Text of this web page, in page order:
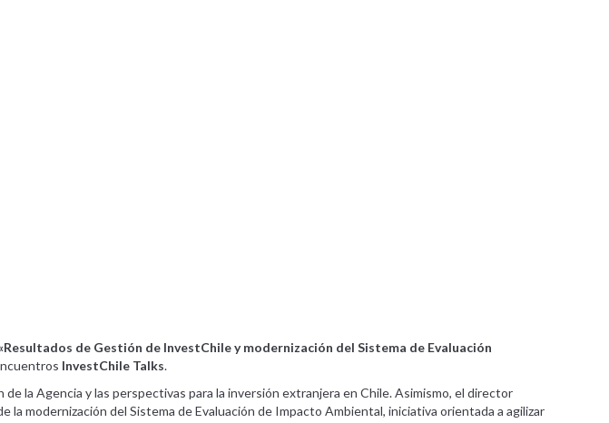
de Gestión de InvestChile y modernización del Sistema de Evaluación
InvestChile Talks.
la Agencia y las perspectivas para la inversión extranjera en Chile. Asimismo, el director
la modernización del Sistema de Evaluación de Impacto Ambiental, iniciativa orientada a agilizar